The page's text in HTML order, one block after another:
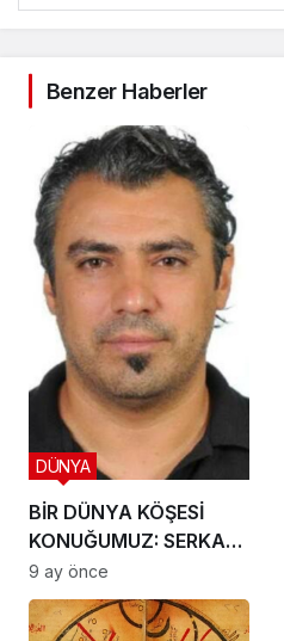
Benzer Haberler
BİR DÜNYA KÖŞESİ
KONUĞUMUZ: SERKAN
KIPÇAK
DÜNYA
9 ay önce